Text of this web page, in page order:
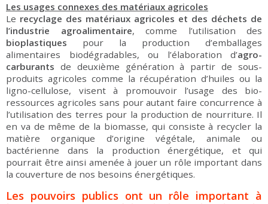
Les usages connexes des matériaux agricoles
Le recyclage des matériaux agricoles et des déchets de
l’industrie agroalimentaire, comme l’utilisation des
bioplastiques pour la production d’emballages
alimentaires biodégradables, ou l’élaboration d’agro-
carburants de deuxième génération à partir de sous-
produits agricoles comme la récupération d’huiles ou la
ligno-cellulose, visent à promouvoir l’usage des bio-
ressources agricoles sans pour autant faire concurrence à
l’utilisation des terres pour la production de nourriture. Il
en va de même de la biomasse, qui consiste à recycler la
matière organique d’origine végétale, animale ou
bactérienne dans la production énergétique, et qui
pourrait être ainsi amenée à jouer un rôle important dans
la couverture de nos besoins énergétiques.
Les pouvoirs publics ont un rôle important à